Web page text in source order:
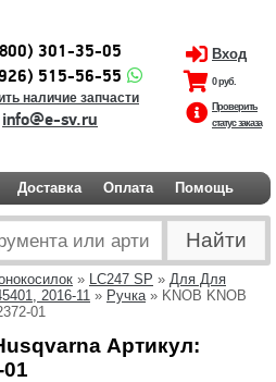
301-35-05
515-56-55
наличие запчасти
info@e-sv.ru
Вход
0 руб.
Проверить
статус заказа
Доставка Оплата Помощь
» LC247 SP » Для Для
2016-11 » Ручка» KNOB KNOB
01
Артикул: